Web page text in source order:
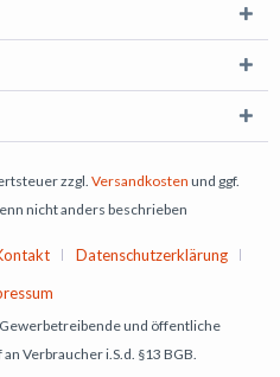
zzgl. Versandkosten und ggf.
nicht anders beschrieben
Datenschutzerklärung
und öffentliche
Verbraucher i.S.d. §13 BGB.